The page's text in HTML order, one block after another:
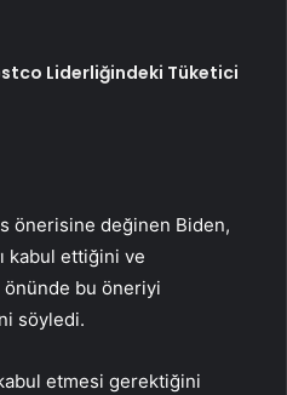
Liderliğindeki Tüketici
önerisine değinen Biden,
kabul ettiğini ve
önünde bu öneriyi
söyledi.
etmesi gerektiğini